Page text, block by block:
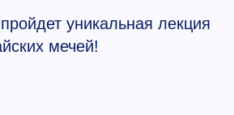
уникальная лекция
мечей!